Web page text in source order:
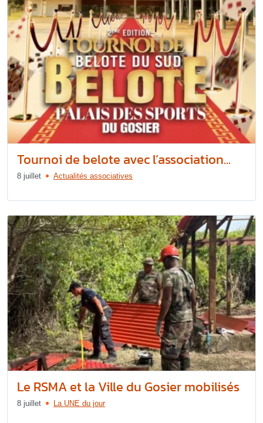
Tournoi de belote avec l’association...
8 juillet Actualités associatives
Le RSMA et la Ville du Gosier mobilisés
8 juillet La UNE du jour